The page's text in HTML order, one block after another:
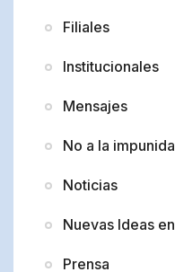
Filiales
Institucionales
Mensajes
No a la
Noticias
Nuevas Ideas
Prensa